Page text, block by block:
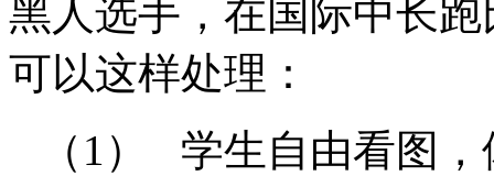
黑人选手，在国际中长
可以这样处理：
（1）
学生自由看图